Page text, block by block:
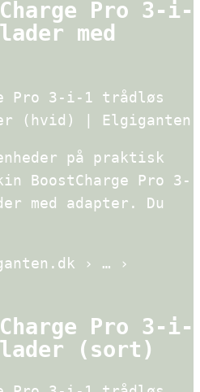
Pro 3-i-
med
Pro 3-i-1 trådløs
(hvid) | Elgiganten
på praktisk
BoostCharge Pro 3-
med adapter. Du
› … ›
Pro 3-i-
(sort)